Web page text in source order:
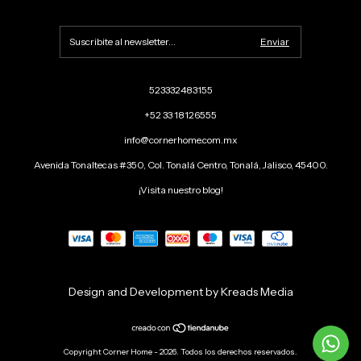
523332483155
+52 33 18126555
info@cornerhome.com.mx
Avenida Tonaltecas #350, Col. Tonalá Centro, Tonalá, Jalisco, 45400.
¡Visita nuestro blog!
Design and Development by Kreads Media
Copyright Corner Home - 2026. Todos los derechos reservados.